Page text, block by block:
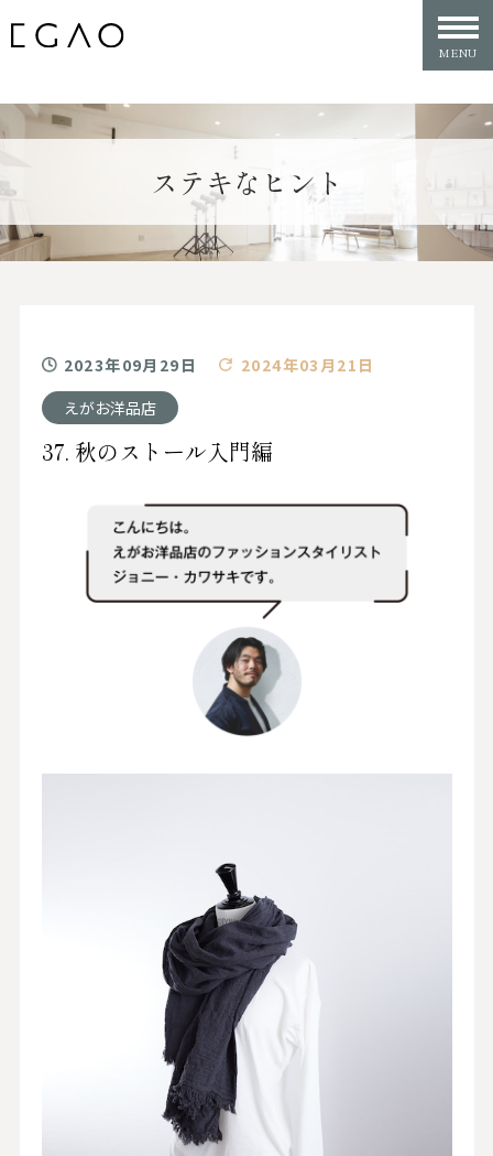
ステキなヒント
2023年09月29日
2024年03月21日
えがお洋品店
37. 秋のストール入門編